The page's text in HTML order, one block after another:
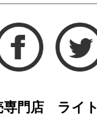
専門店 ライ